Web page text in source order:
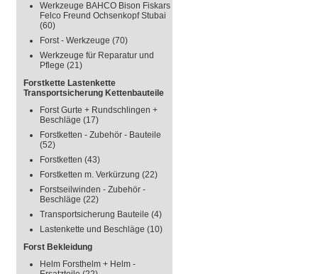
Werkzeuge BAHCO Bison Fiskars
Felco Freund Ochsenkopf Stubai
(60)
Forst - Werkzeuge (70)
Werkzeuge für Reparatur und
Pflege (21)
Forstkette Lastenkette
Transportsicherung Kettenbauteile
Forst Gurte + Rundschlingen +
Beschläge (17)
Forstketten - Zubehör - Bauteile
(52)
Forstketten (43)
Forstketten m. Verkürzung (22)
Forstseilwinden - Zubehör -
Beschläge (22)
Transportsicherung Bauteile (4)
Lastenkette und Beschläge (10)
Forst Bekleidung
Helm Forsthelm + Helm -